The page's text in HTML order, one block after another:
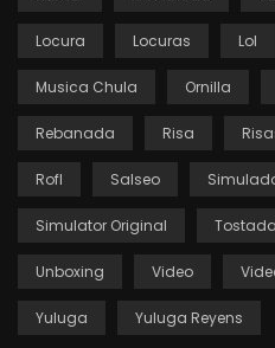
Locura Locuras Lol
Musica Chula Ornilla
Rebanada Risa
Rofl Salseo
Simulator Original Tostada
Unboxing Video
Yuluga Yuluga Reyens